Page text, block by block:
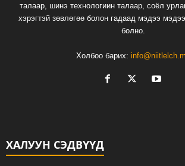
талаар, шинэ технологиин талаар, соёл
хэрэгтэй зөвлөгөө болон гадаад мэдээ
болно.
Холбоо барих:
ХАЛУУН СЭДВҮҮД